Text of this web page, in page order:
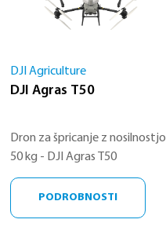
DJI Agriculture
DJI Agras T50
Dron za špricanje z nosilnostjo
50 kg - DJI Agras T50
PODROBNOSTI